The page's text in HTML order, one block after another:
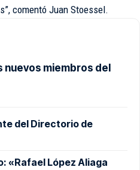
comentó Juan Stoessel.
nuevos miembros del
del Directorio de
«Rafael López Aliaga